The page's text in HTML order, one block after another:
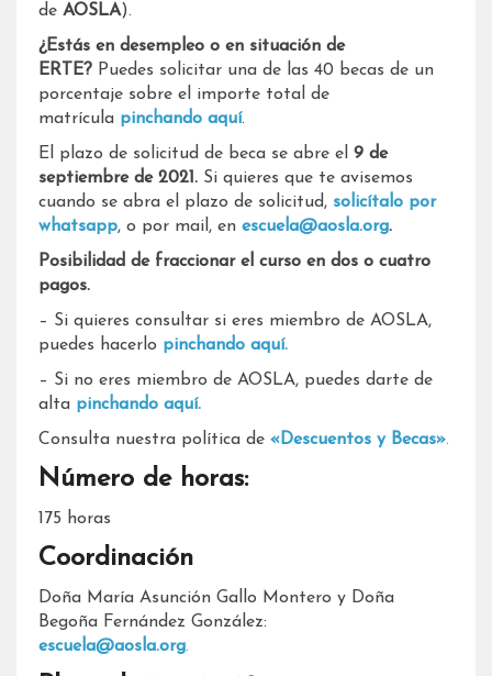
de AOSLA).
¿Estás en desempleo o en situación de
ERTE? Puedes solicitar una de las 40 becas de un
porcentaje sobre el importe total de
matrícula pinchando aquí.
El plazo de solicitud de beca se abre el 9 de
septiembre de 2021. Si quieres que te avisemos
cuando se abra el plazo de solicitud, solicítalo por
whatsapp, o por mail, en escuela@aosla.org.
Posibilidad de fraccionar el curso en dos o cuatro
pagos.
– Si quieres consultar si eres miembro de AOSLA,
puedes hacerlo pinchando aquí.
– Si no eres miembro de AOSLA, puedes darte de
alta pinchando aquí.
Consulta nuestra política de «Descuentos y Becas».
Número de horas:
175 horas
Coordinación
Doña María Asunción Gallo Montero y Doña
Begoña Fernández González:
escuela@aosla.org.